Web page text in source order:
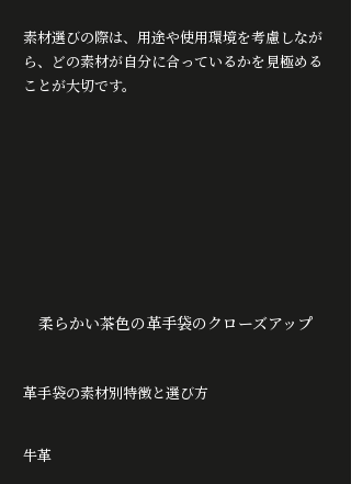
素材選びの際は、用途や使用環境を考慮しなが
ら、どの素材が自分に合っているかを見極める
ことが大切です。
柔らかい茶色の革手袋のクローズアップ
革手袋の素材別特徴と選び方
牛革